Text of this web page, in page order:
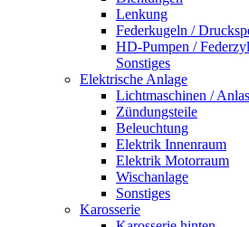
Lenkung
Federkugeln /
HD-Pumpen /
Sonstiges
Elektrische Anlage
Lichtmaschinen /
Zündungsteile
Beleuchtung
Elektrik Innenraum
Elektrik Motorraum
Wischanlage
Sonstiges
Karosserie